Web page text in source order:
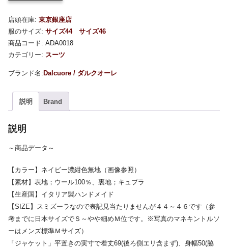
店頭在庫: 東京銀座店
服のサイズ: サイズ44
サイズ46
商品コード: ADA0018
カテゴリー: スーツ
Dalcuore / ダルクオーレ
説明 Brand
説明
～商品データ～
【カラー】ネイビー濃紺色無地（画像参照）
【素材】表地；ウール100％、裏地；キュプラ
【生産国】イタリア製ハンドメイド
【SIZE】スミズーラなので表記見当たりませんが４４～４６です（参
考までに日本サイズでＳ～やや細めＭ位です。※写真のマネキントルソ
ーはメンズ標準Ｍサイズ）
「ジャケット」平置きの実寸で着丈69(後ろ側エリ含まず)、身幅50(脇